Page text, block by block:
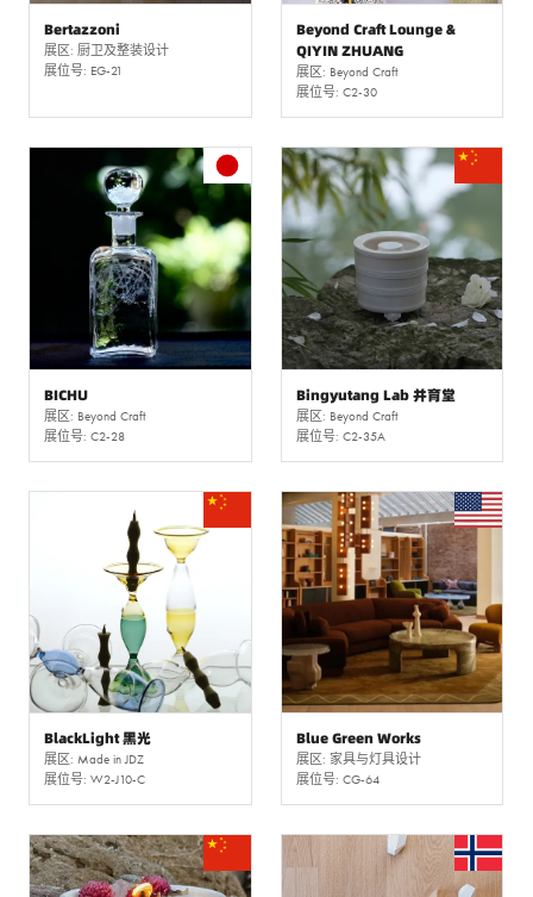
Bertazzoni
展区: 厨卫及整装设计
展位号: EG-21
Beyond Craft Lounge &
QIYIN ZHUANG
展区: Beyond Craft
展位号: C2-30
BICHU
展区: Beyond Craft
展位号: C2-28
Bingyutang Lab 并育堂
展区: Beyond Craft
展位号: C2-35A
BlackLight 黑光
展区: Made in JDZ
展位号: W2-J10-C
Blue Green Works
展区: 家具与灯具设计
展位号: CG-64